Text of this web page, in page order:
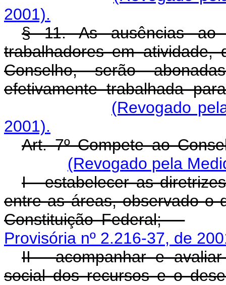
2001).
§ 11. As ausências ao
trabalhadores em atividade,
Conselho, serão
efetivamente trabalhada
(Revogado
2001).
Art. 7º Compete ao
(Revogado pela
I - estabelecer as
entre as áreas, observado o
Constituição Federal;
Provisória nº 2.216-37, de
II - acompanhar e
social dos recursos e o